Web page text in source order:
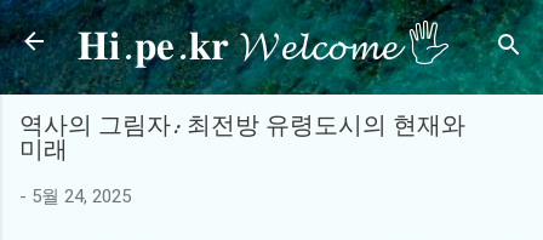
기본 콘텐츠로 건너뛰기
𝐇𝐢.𝐩𝐞.𝐤𝐫 𝓦𝓮𝓵𝓬𝓸𝓶𝓮 🖐
역사의 그림자: 최전방 유령도시의 현재와
미래
- 5월 24, 2025